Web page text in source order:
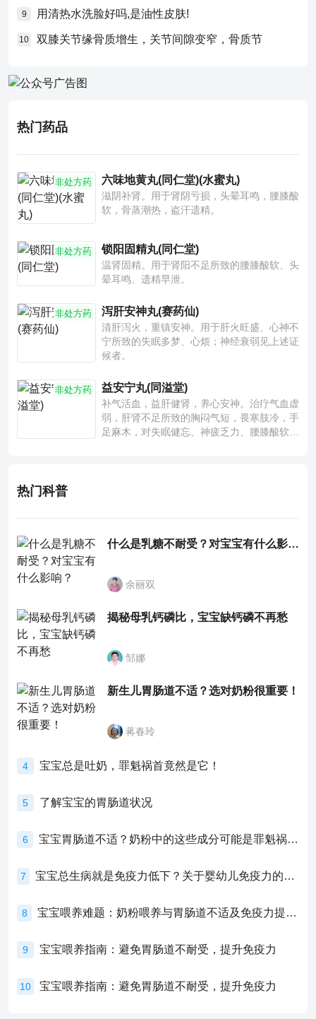
9 用清热水洗脸好吗,是油性皮肤!
10 双膝关节缘骨质增生，关节间隙变窄，骨质节
热门药品
非处方药 六味地黄丸(同仁堂)(水蜜丸)
滋阴补肾。用于肾阴亏损，头晕耳鸣，腰膝酸
软，骨蒸潮热，盗汗遗精。
非处方药 锁阳固精丸(同仁堂)
温肾固精。用于肾阳不足所致的腰膝酸软、头
晕耳鸣、遗精早泄。
非处方药 泻肝安神丸(赛药仙)
清肝泻火，重镇安神。用于肝火旺盛、心神不
宁所致的失眠多梦、心烦；神经衰弱见上述证
候者。
非处方药 益安宁丸(同溢堂)
补气活血，益肝健肾，养心安神。治疗气血虚
弱，肝肾不足所致的胸闷气短，畏寒肢冷，手
足麻木，对失眠健忘、神疲乏力、腰膝酸软也
热门科普
什么是乳糖不耐受？对宝宝有什么影响？
余丽双
揭秘母乳钙磷比，宝宝缺钙磷不再愁
邹娜
新生儿胃肠道不适？选对奶粉很重要！
蒋春玲
4 宝宝总是吐奶，罪魁祸首竟然是它！
5 了解宝宝的胃肠道状况
6 宝宝胃肠道不适？奶粉中的这些成分可能是罪魁祸首！
7 宝宝总生病就是免疫力低下？关于婴幼儿免疫力的真相，家长必须了解！
8 宝宝喂养难题：奶粉喂养与胃肠道不适及免疫力提升的奥秘
9 宝宝喂养指南：避免胃肠道不耐受，提升免疫力
10 宝宝喂养指南：避免胃肠道不耐受，提升免疫力